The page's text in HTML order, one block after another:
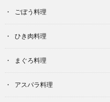
ごぼう料理
ひき肉料理
まぐろ料理
アスパラ料理